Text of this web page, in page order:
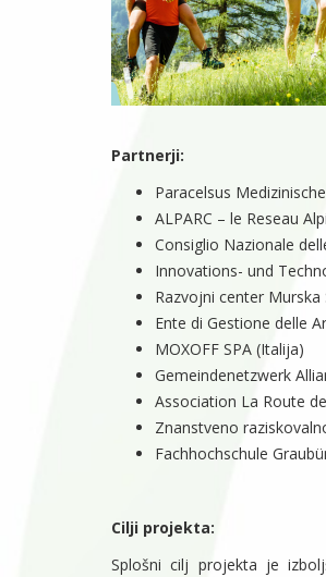
Partnerji:
Paracelsus
ALPARC – le Reseau
Consiglio Nazionale
Innovations- und
Razvojni center
Ente di Gestione delle
MOXOFF SPA (Italija)
Gemeindenetzwerk
Association La Route
Znanstveno
Fachhochschule
Cilji projekta:
Splošni cilj projekta je